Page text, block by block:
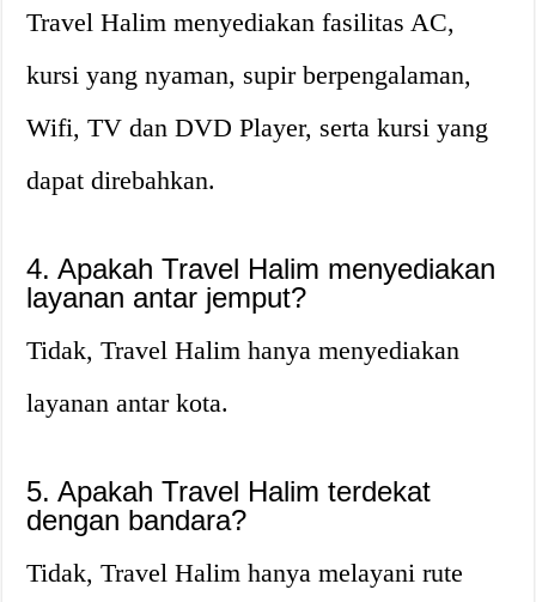
Travel Halim menyediakan fasilitas AC,
kursi yang nyaman, supir berpengalaman,
Wifi, TV dan DVD Player, serta kursi yang
dapat direbahkan.
4. Apakah Travel Halim menyediakan
layanan antar jemput?
Tidak, Travel Halim hanya menyediakan
layanan antar kota.
5. Apakah Travel Halim terdekat
dengan bandara?
Tidak, Travel Halim hanya melayani rute